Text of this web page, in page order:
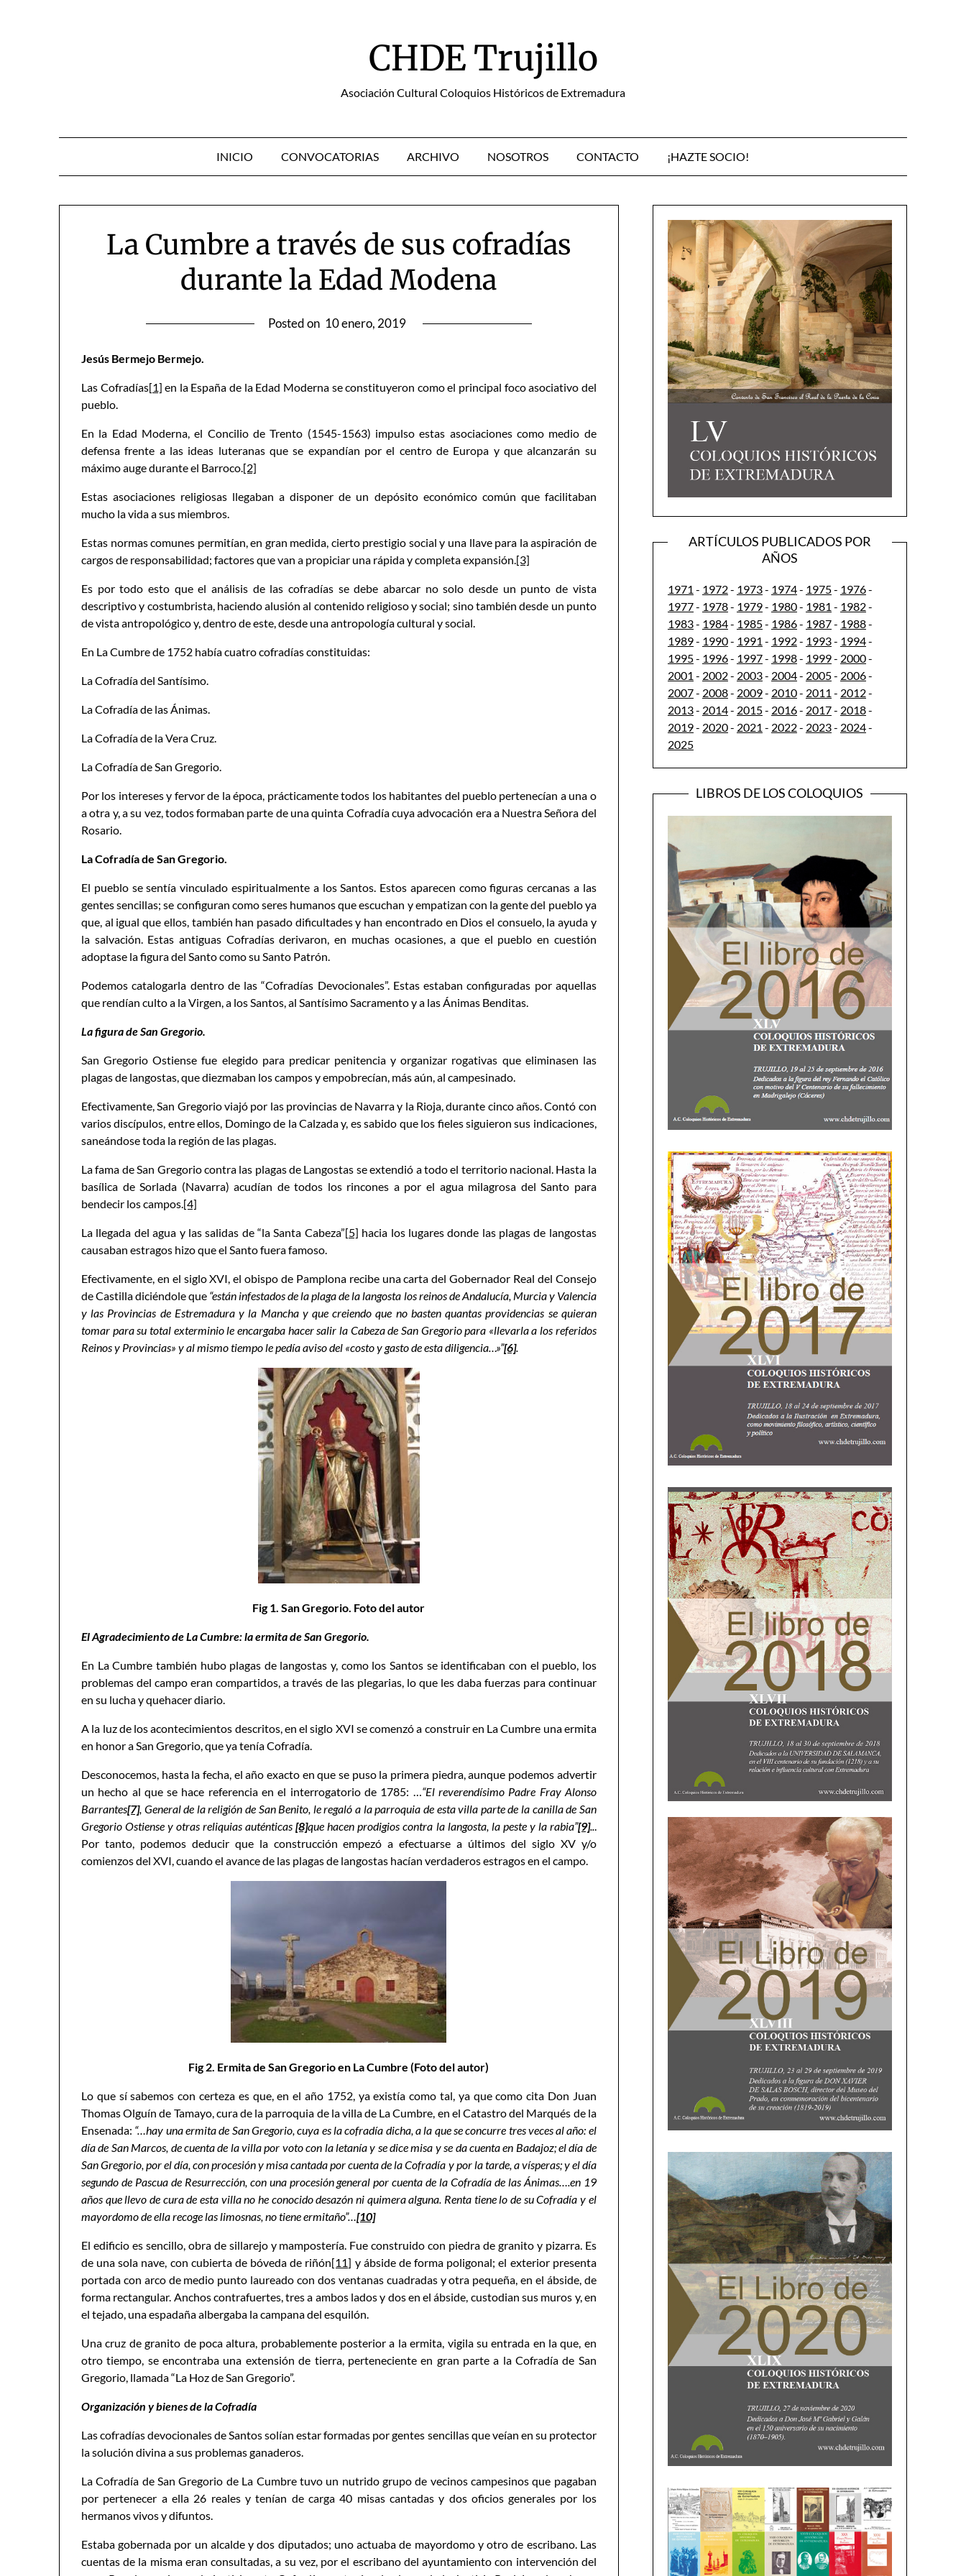
CHDE Trujillo
Asociación Cultural Coloquios Históricos de Extremadura
INICIO CONVOCATORIAS ARCHIVO NOSOTROS CONTACTO ¡HAZTE SOCIO!
La Cumbre a través de sus cofradías
durante la Edad Modena
Posted on 10 enero, 2019
Jesús Bermejo Bermejo.
Las Cofradías[1] en la España de la Edad Moderna se constituyeron como el principal foco asociativo del
pueblo.
En la Edad Moderna, el Concilio de Trento (1545-1563) impulso estas asociaciones como medio de
defensa frente a las ideas luteranas que se expandían por el centro de Europa y que alcanzarán su
máximo auge durante el Barroco.[2]
Estas asociaciones religiosas llegaban a disponer de un depósito económico común que facilitaban
mucho la vida a sus miembros.
Estas normas comunes permitían, en gran medida, cierto prestigio social y una llave para la aspiración de
cargos de responsabilidad; factores que van a propiciar una rápida y completa expansión.[3]
Es por todo esto que el análisis de las cofradías se debe abarcar no solo desde un punto de vista
descriptivo y costumbrista, haciendo alusión al contenido religioso y social; sino también desde un punto
de vista antropológico y, dentro de este, desde una antropología cultural y social.
En La Cumbre de 1752 había cuatro cofradías constituidas:
La Cofradía del Santísimo.
La Cofradía de las Ánimas.
La Cofradía de la Vera Cruz.
La Cofradía de San Gregorio.
Por los intereses y fervor de la época, prácticamente todos los habitantes del pueblo pertenecían a una o
a otra y, a su vez, todos formaban parte de una quinta Cofradía cuya advocación era a Nuestra Señora del
Rosario.
La Cofradía de San Gregorio.
El pueblo se sentía vinculado espiritualmente a los Santos. Estos aparecen como figuras cercanas a las
gentes sencillas; se configuran como seres humanos que escuchan y empatizan con la gente del pueblo ya
que, al igual que ellos, también han pasado dificultades y han encontrado en Dios el consuelo, la ayuda y
la salvación. Estas antiguas Cofradías derivaron, en muchas ocasiones, a que el pueblo en cuestión
adoptase la figura del Santo como su Santo Patrón.
Podemos catalogarla dentro de las “Cofradías Devocionales”. Estas estaban configuradas por aquellas
que rendían culto a la Virgen, a los Santos, al Santísimo Sacramento y a las Ánimas Benditas.
La figura de San Gregorio.
San Gregorio Ostiense fue elegido para predicar penitencia y organizar rogativas que eliminasen las
plagas de langostas, que diezmaban los campos y empobrecían, más aún, al campesinado.
Efectivamente, San Gregorio viajó por las provincias de Navarra y la Rioja, durante cinco años. Contó con
varios discípulos, entre ellos, Domingo de la Calzada y, es sabido que los fieles siguieron sus indicaciones,
saneándose toda la región de las plagas.
La fama de San Gregorio contra las plagas de Langostas se extendió a todo el territorio nacional. Hasta la
basílica de Sorlada (Navarra) acudían de todos los rincones a por el agua milagrosa del Santo para
bendecir los campos.[4]
La llegada del agua y las salidas de “la Santa Cabeza”[5] hacia los lugares donde las plagas de langostas
causaban estragos hizo que el Santo fuera famoso.
Efectivamente, en el siglo XVI, el obispo de Pamplona recibe una carta del Gobernador Real del Consejo
de Castilla diciéndole que “están infestados de la plaga de la langosta los reinos de Andalucía, Murcia y Valencia
y las Provincias de Estremadura y la Mancha y que creiendo que no basten quantas providencias se quieran
tomar para su total exterminio le encargaba hacer salir la Cabeza de San Gregorio para «llevarla a los referidos
Reinos y Provincias» y al mismo tiempo le pedía aviso del «costo y gasto de esta diligencia…»”[6].
Fig 1. San Gregorio. Foto del autor
El Agradecimiento de La Cumbre: la ermita de San Gregorio.
En La Cumbre también hubo plagas de langostas y, como los Santos se identificaban con el pueblo, los
problemas del campo eran compartidos, a través de las plegarias, lo que les daba fuerzas para continuar
en su lucha y quehacer diario.
A la luz de los acontecimientos descritos, en el siglo XVI se comenzó a construir en La Cumbre una ermita
en honor a San Gregorio, que ya tenía Cofradía.
Desconocemos, hasta la fecha, el año exacto en que se puso la primera piedra, aunque podemos advertir
un hecho al que se hace referencia en el interrogatorio de 1785: …“El reverendísimo Padre Fray Alonso
Barrantes[7], General de la religión de San Benito, le regaló a la parroquia de esta villa parte de la canilla de San
Gregorio Ostiense y otras reliquias auténticas[8]que hacen prodigios contra la langosta, la peste y la rabia”[9]...
Por tanto, podemos deducir que la construcción empezó a efectuarse a últimos del siglo XV y/o
comienzos del XVI, cuando el avance de las plagas de langostas hacían verdaderos estragos en el campo.
Fig 2. Ermita de San Gregorio en La Cumbre (Foto del autor)
Lo que sí sabemos con certeza es que, en el año 1752, ya existía como tal, ya que como cita Don Juan
Thomas Olguín de Tamayo, cura de la parroquia de la villa de La Cumbre, en el Catastro del Marqués de la
Ensenada: “…hay una ermita de San Gregorio, cuya es la cofradía dicha, a la que se concurre tres veces al año: el
día de San Marcos, de cuenta de la villa por voto con la letanía y se dice misa y se da cuenta en Badajoz; el día de
San Gregorio, por el día, con procesión y misa cantada por cuenta de la Cofradía y por la tarde, a vísperas; y el día
segundo de Pascua de Resurrección, con una procesión general por cuenta de la Cofradía de las Ánimas….en 19
años que llevo de cura de esta villa no he conocido desazón ni quimera alguna. Renta tiene lo de su Cofradía y el
mayordomo de ella recoge las limosnas, no tiene ermitaño”…[10]
El edificio es sencillo, obra de sillarejo y mampostería. Fue construido con piedra de granito y pizarra. Es
de una sola nave, con cubierta de bóveda de riñón[11] y ábside de forma poligonal; el exterior presenta
portada con arco de medio punto laureado con dos ventanas cuadradas y otra pequeña, en el ábside, de
forma rectangular. Anchos contrafuertes, tres a ambos lados y dos en el ábside, custodian sus muros y, en
el tejado, una espadaña albergaba la campana del esquilón.
Una cruz de granito de poca altura, probablemente posterior a la ermita, vigila su entrada en la que, en
otro tiempo, se encontraba una extensión de tierra, perteneciente en gran parte a la Cofradía de San
Gregorio, llamada “La Hoz de San Gregorio”.
Organización y bienes de la Cofradía
Las cofradías devocionales de Santos solían estar formadas por gentes sencillas que veían en su protector
la solución divina a sus problemas ganaderos.
La Cofradía de San Gregorio de La Cumbre tuvo un nutrido grupo de vecinos campesinos que pagaban
por pertenecer a ella 26 reales y tenían de carga 40 misas cantadas y dos oficios generales por los
hermanos vivos y difuntos.
Estaba gobernada por un alcalde y dos diputados; uno actuaba de mayordomo y otro de escribano. Las
cuentas de la misma eran consultadas, a su vez, por el escribano del ayuntamiento con intervención del
ARTÍCULOS PUBLICADOS POR
AÑOS
1971 - 1972- 1973- 1974- 1975- 1976-
1977- 1978- 1979- 1980- 1981 - 1982-
1983- 1984- 1985- 1986- 1987- 1988-
1989- 1990- 1991 - 1992- 1993- 1994-
1995- 1996- 1997- 1998- 1999- 2000-
2001 - 2002- 2003- 2004- 2005- 2006-
2007- 2008- 2009- 2010- 2011 - 2012-
2013- 2014- 2015- 2016- 2017- 2018-
2019- 2020- 2021 - 2022- 2023- 2024-
2025
LIBROS DE LOS COLOQUIOS